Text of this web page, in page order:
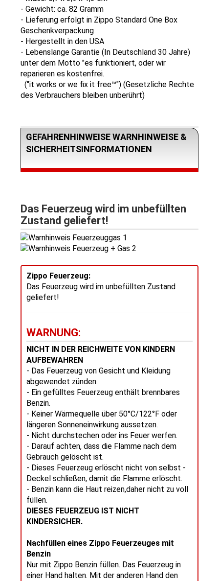
- Gewicht: ca. 82 Gramm
- Lieferung erfolgt in Zippo Standard One Box
Geschenkverpackung
- Hergestellt in den USA
- Lebenslange Garantie (In Deutschland 30 Jahre)
unter dem Motto "es funktioniert, oder wir
reparieren es kostenfrei.
("it works or we fix it free™") (Gesetzliche Rechte
des Verbrauchers bleiben unberührt)
GEFAHRENHINWEISE WARNHINWEISE &
SICHERHEITSINFORMATIONEN
Das Feuerzeug wird im unbefüllten
Zustand geliefert!
Zippo Feuerzeug:
Das Feuerzeug wird im unbefüllten Zustand
geliefert!
WARNUNG:
NICHT IN DER REICHWEITE VON KINDERN
AUFBEWAHREN
- Das Feuerzeug von Gesicht und Kleidung
abgewendet zünden.
- Ein gefülltes Feuerzeug enthält brennbares
Benzin.
- Keiner Wärmequelle über 50°C/122°F oder
längeren Sonneneinwirkung aussetzen.
- Nicht durchstechen oder ins Feuer werfen.
- Darauf achten, dass die Flamme nach dem
Gebrauch gelöscht ist.
- Dieses Feuerzeug erlöscht nicht von selbst -
Deckel schließen, damit die Flamme erlöscht.
- Benzin kann die Haut reizen,daher nicht zu voll
füllen.
DIESES FEUERZEUG IST NICHT
KINDERSICHER.
Nachfüllen eines Zippo Feuerzeuges mit
Benzin
Nur mit Zippo Benzin füllen. Das Feuerzeug in
einer Hand halten. Mit der anderen Hand den